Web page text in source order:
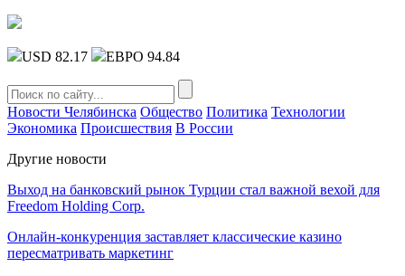
USD 82.17 ЕВРО 94.84
Новости Челябинска Общество Политика Технологии
Экономика Происшествия В России
Другие новости
Выход на банковский рынок Турции стал важной вехой для
Freedom Holding Corp.
Онлайн-конкуренция заставляет классические казино
пересматривать маркетинг